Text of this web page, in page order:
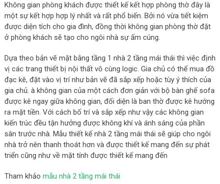
Không gian phòng khách được thiết kế kết hợp phòng thờ đây là
một sự kết hợp hợp lý nhất và rất phổ biến. Bởi nó vừa tiết kiệm
được diện tích cho gia đình, đồng thời không gian phòng thờ đặt
ở phòng khách sẽ tạo cho ngôi nhà sự ấm cúng.
Dựa theo bản vẽ mặt bằng tầng 1 nhà 2 tầng mái thái thì việc định
vị các trang thiết bị nội thất vô cùng logic. Gia chủ có thể mua đồ
đạc kê, đặt vào vị trí như bản vẽ đã sắp xếp hoặc tùy ý thích của
gia chủ. à không gian của một cách đơn giản với bộ bàn ghế sofa
được kê ngay giữa không gian, đối diện là ban thờ được kê hướng
ra mặt tiền. Với cách bố trí và sắp xếp như vậy các không gian
kiến trúc đều tận hưởng được không khí và ánh sáng của phần
sân trước nhà. Mẫu thiết kế nhà 2 tầng mái thái sẽ giúp cho ngôi
nhà trở nên thanh thoát hơn và được thiết kế mang đến sự phát
triển cũng như về mặt tính được thiết kế mang đến
Tham khảo mẫu nhà 2 tầng mái thái